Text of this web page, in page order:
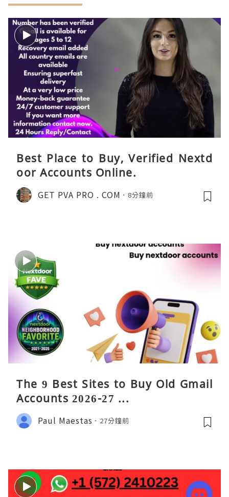
Best Place to Buy, Verified Nextd
oor Accounts Online.
GET PVA PRO . COM 8分鐘前
The 9 Best Sites to Buy Old Gmail
Accounts 2026-27 ...
Paul Maestas 27分鐘前